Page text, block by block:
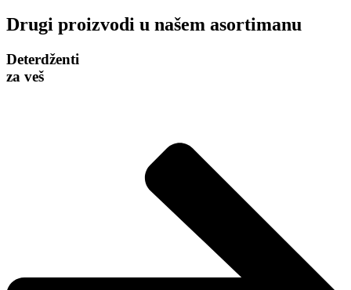
Drugi proizvodi u našem asortimanu
Deterdženti
za veš